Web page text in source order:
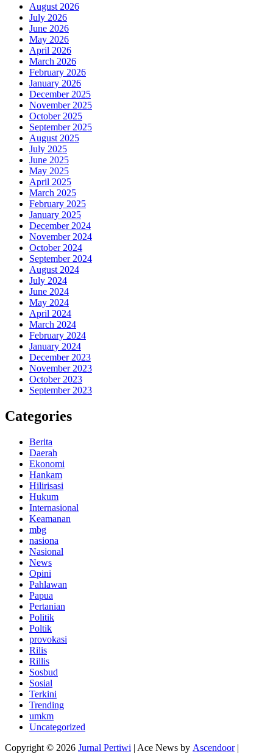
August 2026
July 2026
June 2026
May 2026
April 2026
March 2026
February 2026
January 2026
December 2025
November 2025
October 2025
September 2025
August 2025
July 2025
June 2025
May 2025
April 2025
March 2025
February 2025
January 2025
December 2024
November 2024
October 2024
September 2024
August 2024
July 2024
June 2024
May 2024
April 2024
March 2024
February 2024
January 2024
December 2023
November 2023
October 2023
September 2023
Categories
Berita
Daerah
Ekonomi
Hankam
Hilirisasi
Hukum
Internasional
Keamanan
mbg
nasiona
Nasional
News
Opini
Pahlawan
Papua
Pertanian
Politik
Poltik
provokasi
Rilis
Rillis
Sosbud
Sosial
Terkini
Trending
umkm
Uncategorized
Copyright © 2026 Jurnal Pertiwi | Ace News by Ascendoor|